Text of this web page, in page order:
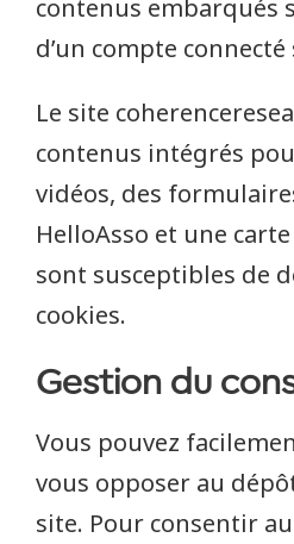
contenus embarqués
d’un compte
Le site
contenus intégrés
vidéos, des
HelloAsso et une
sont susceptibles de
cookies.
Gestion du
Vous pouvez
vous opposer au
site. Pour consentir